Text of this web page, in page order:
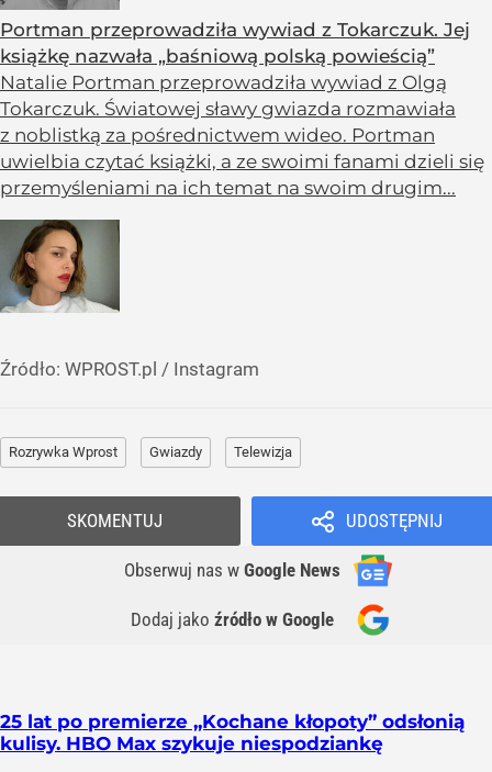
Portman przeprowadziła wywiad z Tokarczuk. Jej
książkę nazwała „baśniową polską powieścią”
Natalie Portman przeprowadziła wywiad z Olgą
Tokarczuk. Światowej sławy gwiazda rozmawiała
z noblistką za pośrednictwem wideo. Portman
uwielbia czytać książki, a ze swoimi fanami dzieli się
przemyśleniami na ich temat na swoim drugim...
Źródło: WPROST.pl / Instagram
Rozrywka Wprost Gwiazdy Telewizja
UDOSTĘPNIJ
Obserwuj nas w Google News
Dodaj jako źródło w Google
SKOMENTUJ
25 lat po premierze „Kochane kłopoty” odsłonią
kulisy. HBO Max szykuje niespodziankę